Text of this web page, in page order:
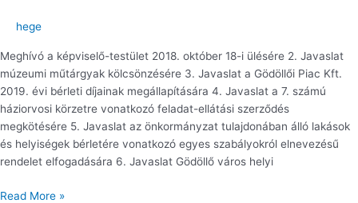
hege
Meghívó a képviselő-testület 2018. október 18-i ülésére 2. Javaslat
múzeumi műtárgyak kölcsönzésére 3. Javaslat a Gödöllői Piac Kft.
2019. évi bérleti díjainak megállapítására 4. Javaslat a 7. számú
háziorvosi körzetre vonatkozó feladat-ellátási szerződés
megkötésére 5. Javaslat az önkormányzat tulajdonában álló lakások
és helyiségek bérletére vonatkozó egyes szabályokról elnevezésű
rendelet elfogadására 6. Javaslat Gödöllő város helyi
Read More »